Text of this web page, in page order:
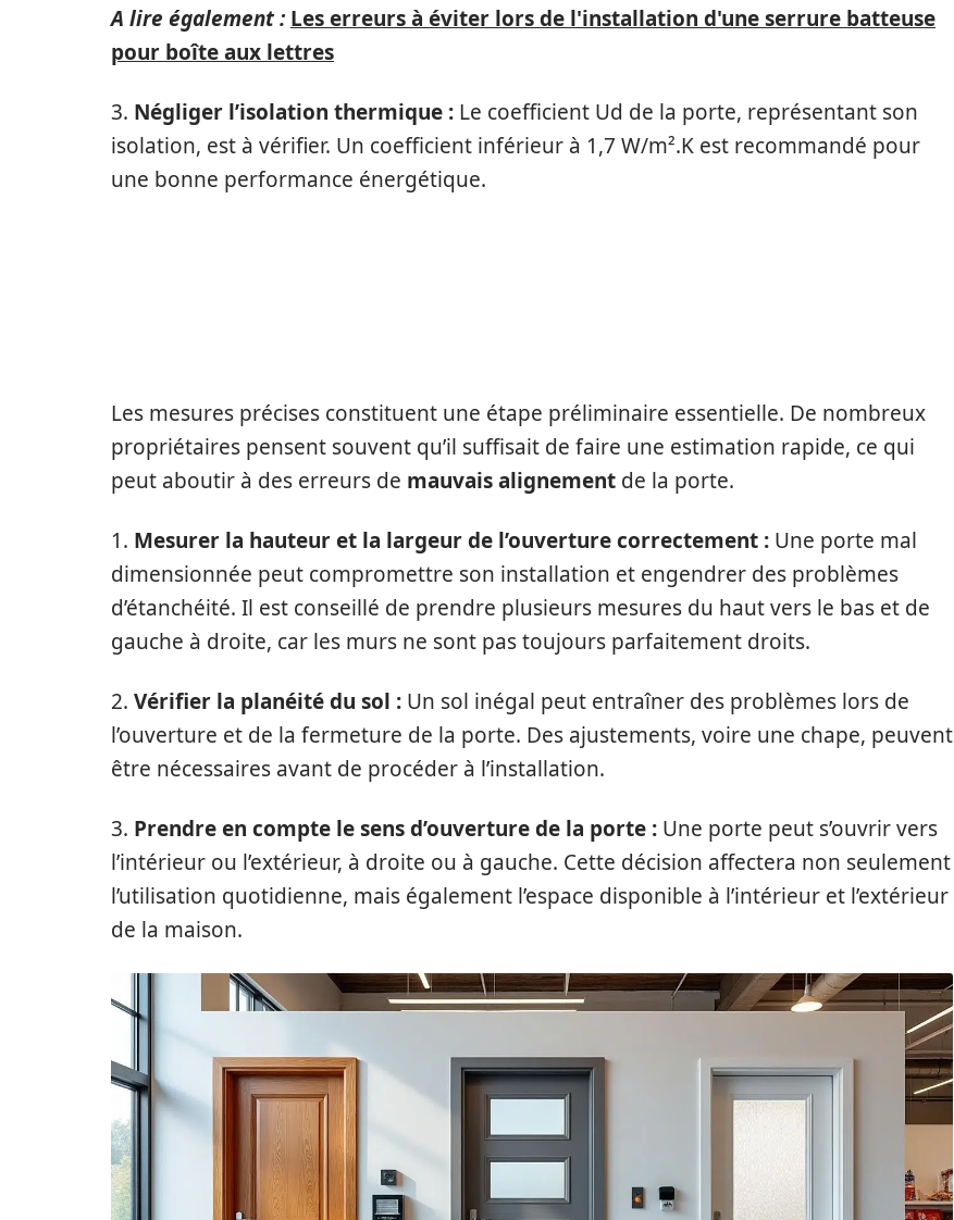
A lire également : Les erreurs à éviter lors de l'installation d'une serrure batteuse
pour boîte aux lettres
3. Négliger l’isolation thermique : Le coefficient Ud de la porte, représentant son
isolation, est à vérifier. Un coefficient inférieur à 1,7 W/m².K est recommandé pour
une bonne performance énergétique.
Les mesures précises constituent une étape préliminaire essentielle. De nombreux
propriétaires pensent souvent qu’il suffisait de faire une estimation rapide, ce qui
peut aboutir à des erreurs de mauvais alignement de la porte.
1. Mesurer la hauteur et la largeur de l’ouverture correctement : Une porte mal
dimensionnée peut compromettre son installation et engendrer des problèmes
d’étanchéité. Il est conseillé de prendre plusieurs mesures du haut vers le bas et de
gauche à droite, car les murs ne sont pas toujours parfaitement droits.
2. Vérifier la planéité du sol : Un sol inégal peut entraîner des problèmes lors de
l’ouverture et de la fermeture de la porte. Des ajustements, voire une chape, peuvent
être nécessaires avant de procéder à l’installation.
3. Prendre en compte le sens d’ouverture de la porte : Une porte peut s’ouvrir vers
l’intérieur ou l’extérieur, à droite ou à gauche. Cette décision affectera non seulement
l’utilisation quotidienne, mais également l’espace disponible à l’intérieur et l’extérieur
de la maison.